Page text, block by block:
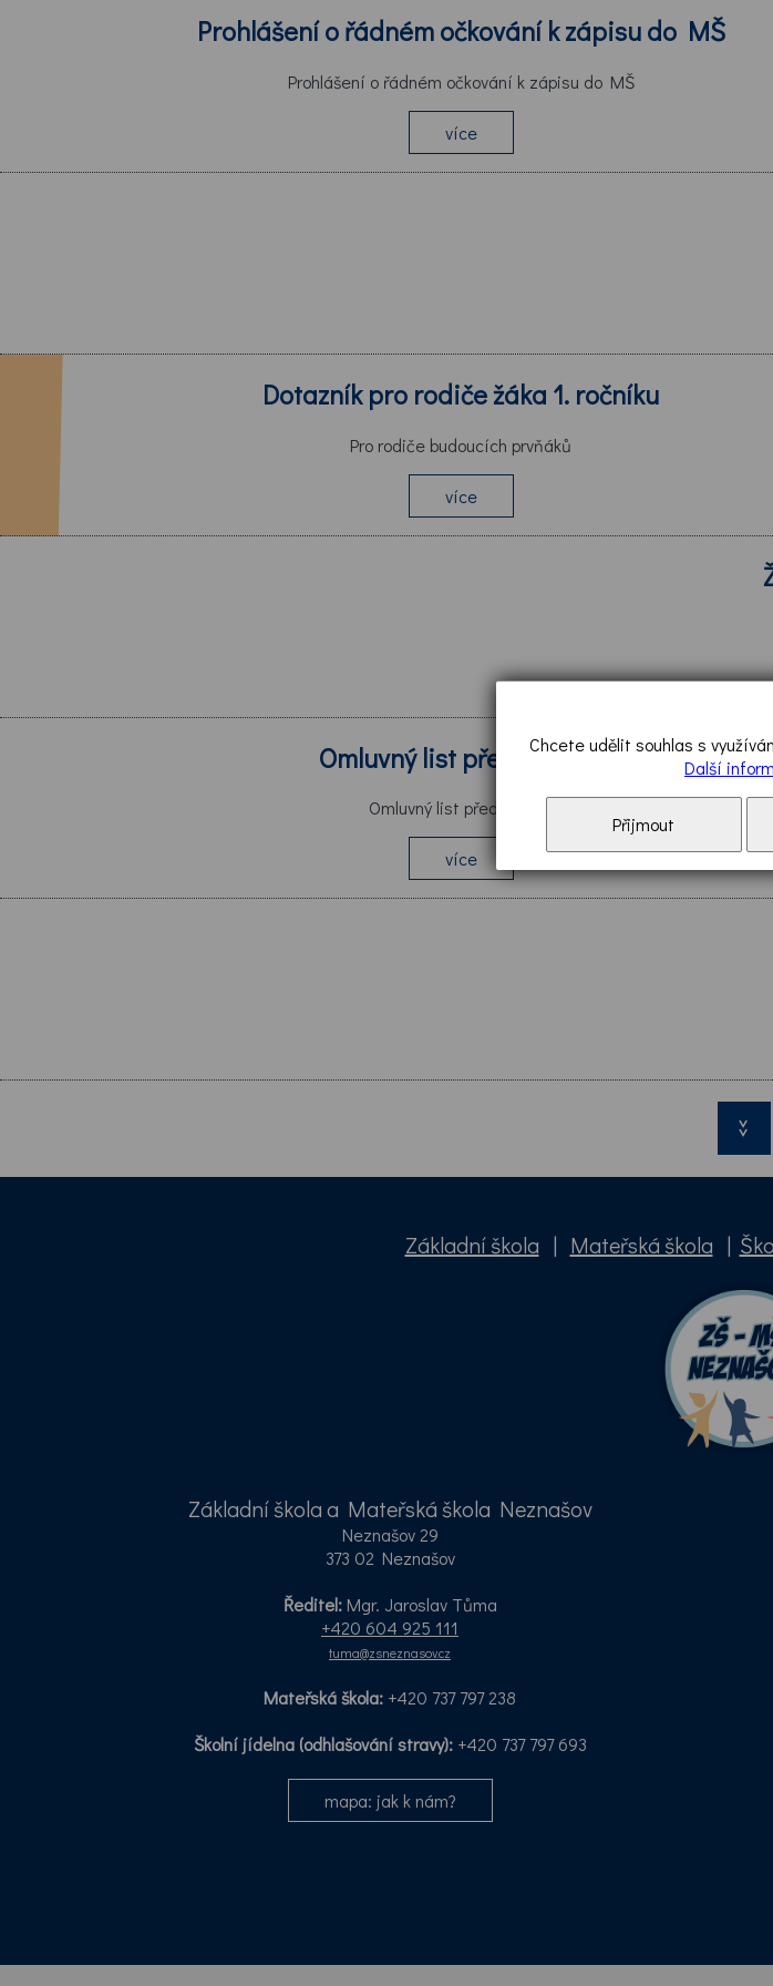
Prohlášení o řádném očkování k zápisu do MŠ
Prohlášení o řádném očkování k zápisu do MŠ
více
Dotazník pro rodiče žáka 1. ročníku
Pro rodiče budoucích prvňáků
více
Omluvný list předškoláka
Omluvný list předškoláka
více
>>
Základní škola | Mateřská škola |
Základní škola a Mateřská škola Neznašov
Neznašov 29
373 02 Neznašov
Ředitel: Mgr. Jaroslav Tůma
+420 604 925 111
tuma@zsneznasov.cz
Mateřská škola: +420 737 797 238
Školní jídelna (odhlašování stravy):+420 737 797 693
mapa: jak k nám?
Chcete udělit souhlas s
Další
Přijmout